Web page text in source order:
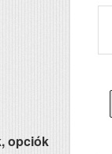
opciók